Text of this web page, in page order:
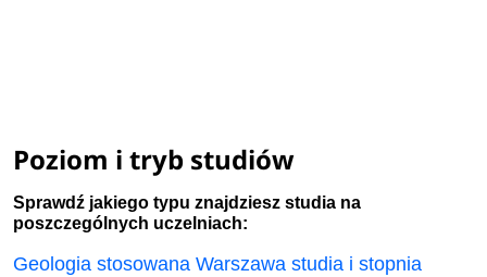
Poziom i tryb studiów
Sprawdź jakiego typu znajdziesz studia na
poszczególnych uczelniach:
Geologia stosowana Warszawa studia i stopnia